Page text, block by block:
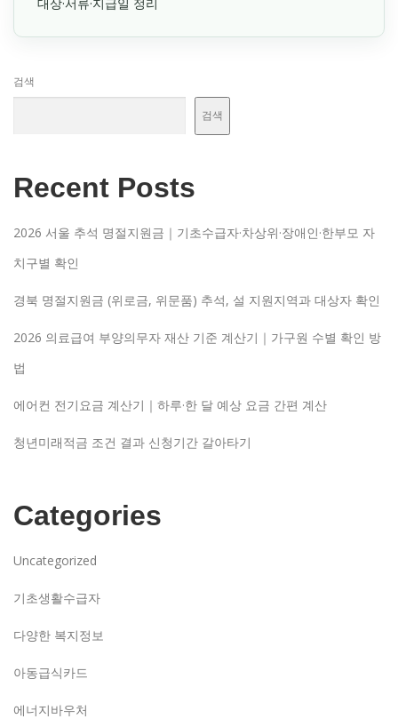
검색
검색
Recent Posts
2026 서울 추석 명절지원금｜기초수급자·차상위·장애인·한부모 자
치구별 확인
경북 명절지원금 (위로금, 위문품) 추석, 설 지원지역과 대상자 확인
2026 의료급여 부양의무자 재산 기준 계산기｜가구원 수별 확인 방
법
에어컨 전기요금 계산기｜하루·한 달 예상 요금 간편 계산
청년미래적금 조건 결과 신청기간 갈아타기
Categories
Uncategorized
기초생활수급자
다양한 복지정보
아동급식카드
에너지바우처